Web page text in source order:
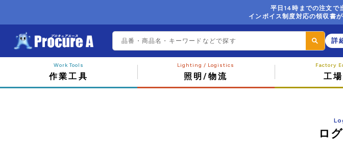
平日14時までの注文で
インボイス制度対応の領収書
詳
作業工具 照明/物流 工
ロ